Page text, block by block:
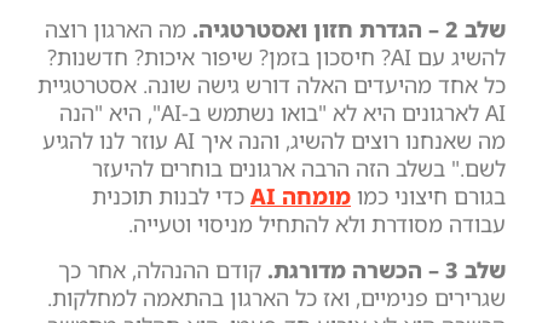
שלב 2 – הגדרת חזון ואסטרטגיה.
מה הארגון רוצה
להשיג עם AI? חיסכון בזמן? שיפור איכות? חדשנות?
כל אחד מהיעדים האלה דורש גישה שונה. אסטרטגיית
AI לארגונים היא לא "בואו נשתמש ב-AI", היא "הנה
מה שאנחנו רוצים להשיג, והנה איך AI עוזר לנו להגיע
לשם." בשלב הזה הרבה ארגונים בוחרים להיעזר
בגורם חיצוני כמו מומחה AI
כדי לבנות תוכנית
עבודה מסודרת ולא להתחיל מניסוי וטעייה.
שלב 3 – הכשרה מדורגת.
קודם ההנהלה, אחר כך
שגרירים פנימיים, ואז כל הארגון בהתאמה למחלקות.